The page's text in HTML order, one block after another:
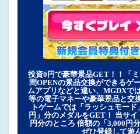
投資0円で豪華景品GET！！「
間OPENの景品交換ができるゲ
ムアプリなどと違い、MGDXで
等の電子マネーや豪華景品と交
トゲームでは「ラッシュモー
円」分のメダルをGET！ 当サ
円分のところ 倍額の「3,000円
ぜひ登録して遊